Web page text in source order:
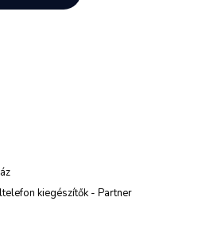
kiegészítők - Partner